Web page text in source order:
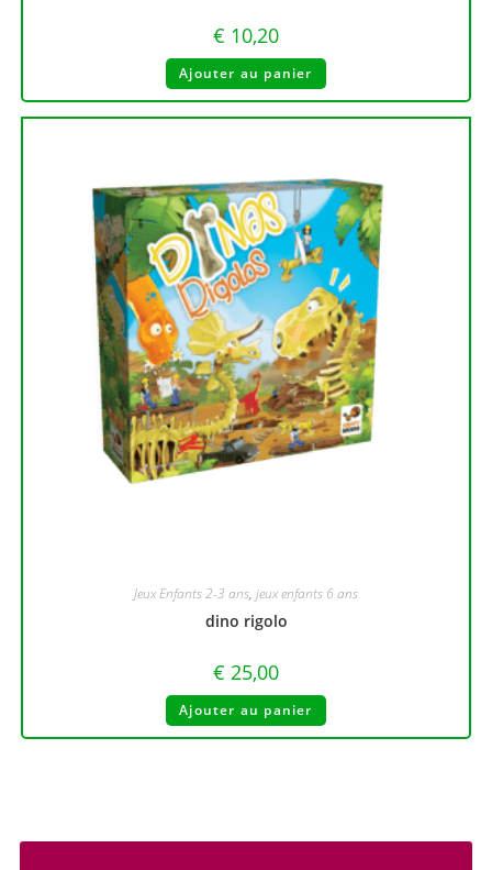
€ 10,20
Ajouter au panier
Jeux Enfants 2-3 ans, jeux enfants 6 ans
dino rigolo
€ 25,00
Ajouter au panier